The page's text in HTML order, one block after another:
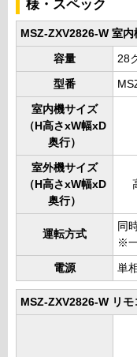
様・スペック
MSZ-ZXV2826-W 室
容量 28
型番
室内機サイズ
（H高さxW幅xD
奥行）
室外機サイズ
（H高さxW幅xD
奥行）
運転方式
同
※
電源 単
MSZ-ZXV2826-W リモ